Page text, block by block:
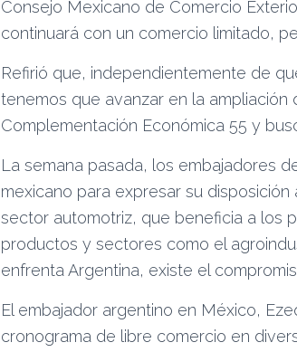
Consejo Mexicano de Comercio
continuará con un comercio limitado,
Refirió que, independientemente de
tenemos que avanzar en la
Complementación Económica 55 y
La semana pasada, los embajadores
mexicano para expresar su
sector automotriz, que beneficia a los
productos y sectores como el
enfrenta Argentina, existe el
El embajador argentino en México,
cronograma de libre comercio en